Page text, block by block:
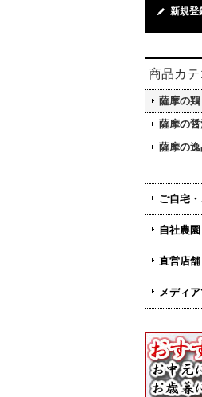
新規登
商品カ
薩摩の
薩摩の
薩摩の
ご自宅
自社農園
直営店舗
メディ